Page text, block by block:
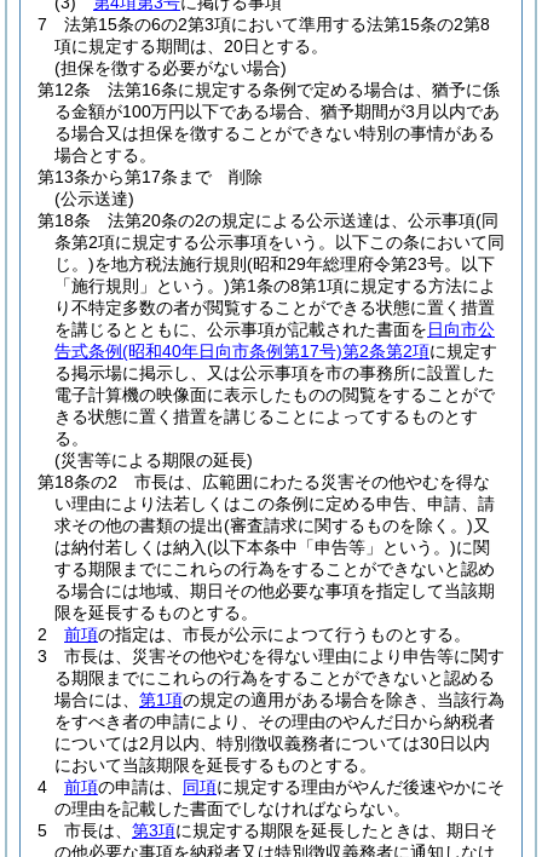
7
法第15条の6の2第3項において準用する法第15条の2第8
項に規定する期間は、20日とする。
(担保を徴する必要がない場合)
第12条
法第16条に規定する条例で定める場合は、猶予に係
る金額が100万円以下である場合、猶予期間が3月以内であ
る場合又は担保を徴することができない特別の事情がある
場合とする。
第13条から第17条まで
削除
(公示送達)
第18条
法第20条の2の規定による公示送達は、公示事項(同
条第2項に規定する公示事項をいう。以下この条において同
じ。)を地方税法施行規則 (昭和29年総理府令第23号。以下
「施行規則」という。)第1条の8第1項に規定する方法によ
り不特定多数の者が閲覧することができる状態に置く措置
を講じるとともに、公示事項が記載された書面を日向市公
告式条例(昭和40年日向市条例第17号)第2条第2項に規定す
る掲示場に掲示し、又は公示事項を市の事務所に設置した
電子計算機の映像面に表示したものの閲覧をすることがで
きる状態に置く措置を講じることによってするものとす
る。
(災害等による期限の延長)
第18条の2
市長は、広範囲にわたる災害その他やむを得な
い理由により法若しくはこの条例に定める申告、申請、請
求その他の書類の提出(審査請求に関するものを除く。)又
は納付若しくは納入(以下本条中「申告等」という。)に関
する期限までにこれらの行為をすることができないと認め
る場合には地域、期日その他必要な事項を指定して当該期
限を延長するものとする。
2
前項の指定は、市長が公示によつて行うものとする。
3
市長は、災害その他やむを得ない理由により申告等に関す
る期限までにこれらの行為をすることができないと認める
場合には、 第1項の規定の適用がある場合を除き、当該行為
をすべき者の申請により、その理由のやんだ日から納税者
については2月以内、特別徴収義務者については30日以内
において当該期限を延長するものとする。
4
前項の申請は、 同項に規定する理由がやんだ後速やかにそ
の理由を記載した書面でしなければならない。
5
市長は、 第3項に規定する期限を延長したときは、期日そ
の他必要な事項を納税者又は特別徴収義務者に通知しなけ